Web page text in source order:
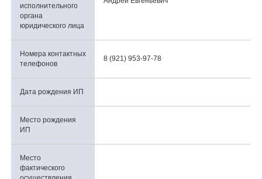
исполнительного
органа
юридического лица
Номера контактных
телефонов
8 (921) 953-97-78
Дата рождения ИП
Место рождения
ИП
Место
фактического